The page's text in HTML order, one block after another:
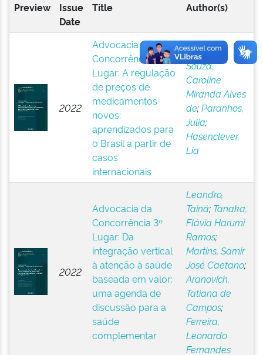
Preview
Issue
Date
Title Author(s)
2022
Advocacia da
Concorrência 1º
Lugar: A regulação
de preços de
medicamentos
novos:
aprendizados para
o Brasil a partir de
casos
internacionais
Souza,
Caroline
Miranda Alves
de;Paranhos,
Julia;
Hasenclever,
Lia
2022
Advocacia da
Concorrência 3º
Lugar: Da
integração vertical
à atenção à saúde
baseada em valor:
uma agenda de
discussão para a
saúde
complementar
Leandro,
Tainá; Tanaka,
Flávia Harumi
Ramos;
Martins, Samir
José Caetano;
Aranovich,
Tatiana de
Campos;
Ferreira,
Leonardo
Fernandes